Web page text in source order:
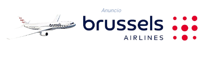
AZN 1.97002
BAM 1.955776
BBD 2.321671
BDT 142.688227
Anuncio